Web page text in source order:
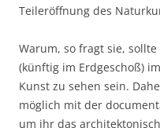
Teileröffnung des
Warum, so fragt sie,
(künftig im Erdgeschoß)
Kunst zu sehen sein.
möglich mit der
um ihr das